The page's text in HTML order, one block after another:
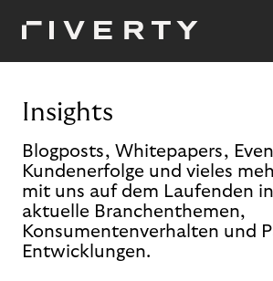
Insights
Blogposts, Whitepapers,
Kundenerfolge und vieles
mit uns auf dem Laufenden
aktuelle Branchenthemen,
Konsumentenverhalten und
Entwicklungen.